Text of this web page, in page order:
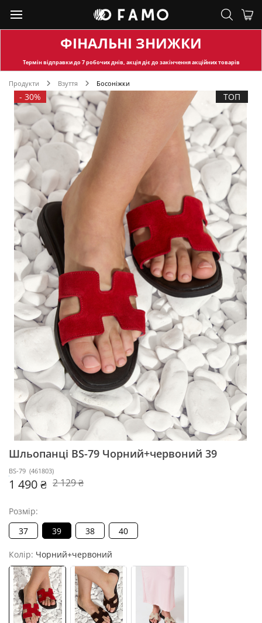
ФІНАЛЬНІ ЗНИЖКИ
Термін відправкидо 7 робочих днів, акція діє до закінчення акційних товарів
Продукти Взуття Босоніжки
- 30% ТОП
Шльопанці BS-79 Чорний+червоний 39
BS-79 (461803)
1 490 ₴ 2 129 ₴
Розмір:
37
39 38 40
Колір: Чорний+червоний